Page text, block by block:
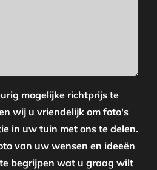
mogelijke richtprijs te
wij u vriendelijk om foto's
in uw tuin met ons te delen.
van uw wensen en ideeën
begrijpen wat u graag wilt